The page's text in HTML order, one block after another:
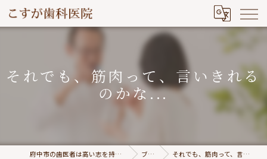
それでも、筋肉って、言いきれる
のかな...
府中市の歯医者は高い志を持つこすが歯科医院 ブログ それでも、筋肉って、言いきれるのかな...